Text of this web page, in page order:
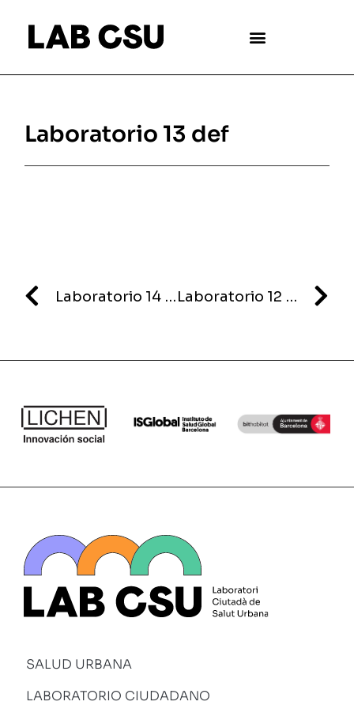
Laboratorio 13 def
Laboratorio 14 def Laboratorio 12 def
SALUD URBANA
LABORATORIO CIUDADANO